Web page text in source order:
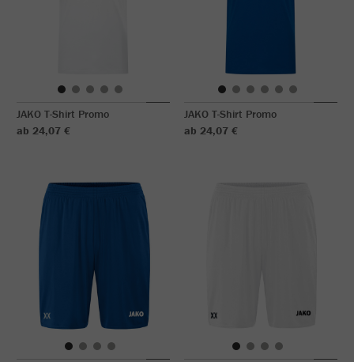
JAKO T-Shirt Promo
ab 24,07 €
JAKO T-Shirt Promo
ab 24,07 €